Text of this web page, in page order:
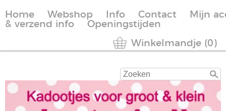
Home Webshop Info Contact
Mijn
& verzend info
Openingstijden
Winkelmandje (0)